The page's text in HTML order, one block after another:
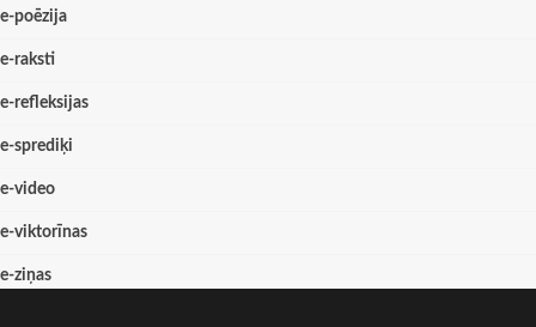
e-poēzija
e-raksti
e-refleksijas
e-sprediķi
e-video
e-viktorīnas
e-ziņas